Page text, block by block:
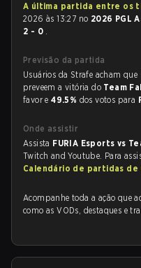
A última partida entre os
2026 às 13:27 no 2026 PGL
2 - 0 .
Previsão da partida
Usuários da Strafe acham
preveem a vitória do Team
favor e49.5% dos votos para
Onde assistir
Assista FURIA Esports vs
Twitch and Youtube. Para
Calendário de partidas de
Acompanhe toda a ação que
como as VODs, destaques e